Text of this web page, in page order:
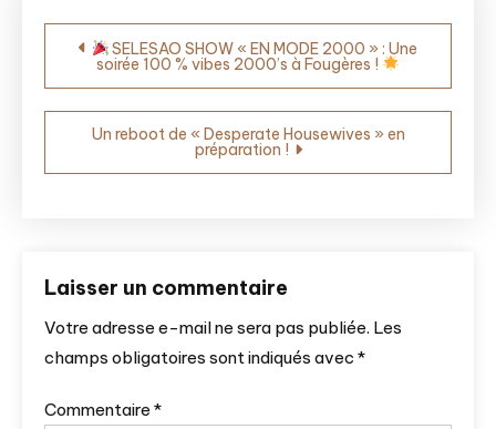
Navigation
l’article
SELESAO SHOW « EN MODE 2000 » : Une
soirée 100 % vibes 2000’s à Fougères !
Un reboot de « Desperate Housewives » en
préparation !
Laisser un commentaire
Votre adresse e-mail ne sera pas publiée. Les
champs obligatoires sont indiqués avec *
Commentaire *